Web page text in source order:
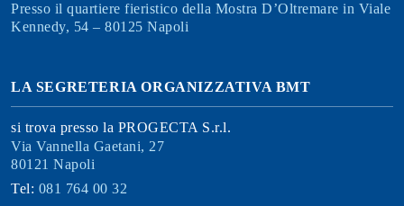
Presso il quartiere fieristico della Mostra D’Oltremare in Viale
Kennedy, 54 – 80125 Napoli
LA SEGRETERIA ORGANIZZATIVA BMT
si trova presso la PROGECTA S.r.l.
Via Vannella Gaetani, 27
80121 Napoli
Tel: 081 764 00 32